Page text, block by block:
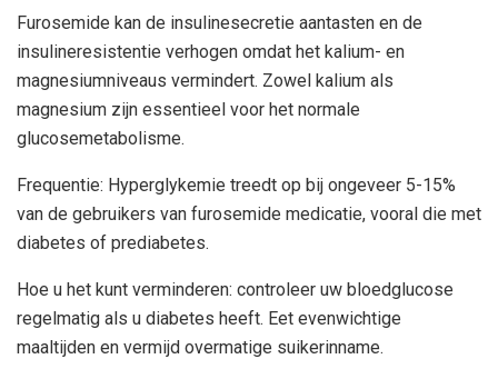
Furosemide kan de insulinesecretie aantasten en de
insulineresistentie verhogen omdat het kalium- en
magnesiumniveaus vermindert. Zowel kalium als
magnesium zijn essentieel voor het normale
glucosemetabolisme.
Frequentie: Hyperglykemie treedt op bij ongeveer 5-15%
van de gebruikers van furosemide medicatie, vooral die met
diabetes of prediabetes.
Hoe u het kunt verminderen: controleer uw bloedglucose
regelmatig als u diabetes heeft. Eet evenwichtige
maaltijden en vermijd overmatige suikerinname.